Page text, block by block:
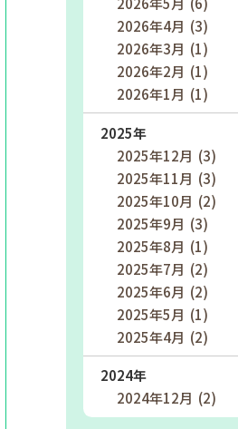
2026年4月 (3)
2026年3月 (1)
2026年2月 (1)
2026年1月 (1)
2025年
2025年12月 (3)
2025年11月 (3)
2025年10月 (2)
2025年9月 (3)
2025年8月 (1)
2025年7月 (2)
2025年6月 (2)
2025年5月 (1)
2025年4月 (2)
2024年
2024年12月 (2)